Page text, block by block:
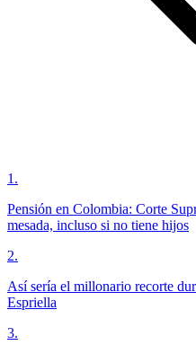
1 .
Pensión en Colombia: Corte
mesada, incluso si no tiene hijos
2.
Así sería el millonario recorte
Espriella
3.